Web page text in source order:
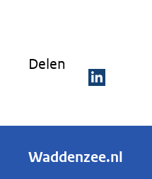
Delen
e
e
Waddenzee.nl